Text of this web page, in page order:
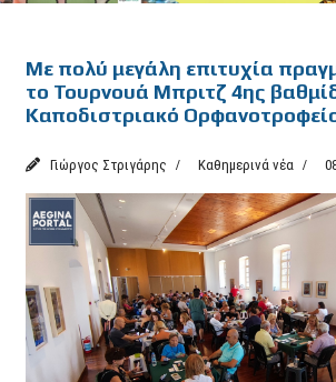
Με πολύ μεγάλη επιτυχία
το Τουρνουά Μπριτζ 4ης
Καποδιστριακό
Γιώργος Στριγάρης Καθημερινά νέα